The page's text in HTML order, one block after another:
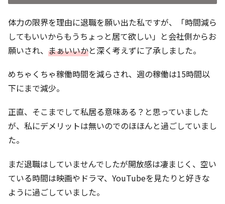
体力の限界を理由に退職を願い出た私ですが、「時間減ら
してもいいからもうちょっと居て欲しい」と会社側からお
願いされ、 まぁいいかと深く考えずに了承しました。
めちゃくちゃ稼働時間を減らされ、週の稼働は15時間以
下にまで減少。
正直、そこまでして私居る意味ある？と思っていました
が、私にデメリットは無いのでのほほんと過ごしていまし
た。
まだ退職はしていませんでしたが開放感は凄まじく、空い
ている時間は映画やドラマ、YouTubeを見たりと好きな
ように過ごしていました。